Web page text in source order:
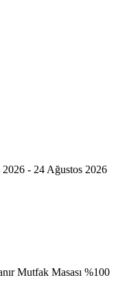
2026 - 24 Ağustos 2026
Mutfak Masası %100